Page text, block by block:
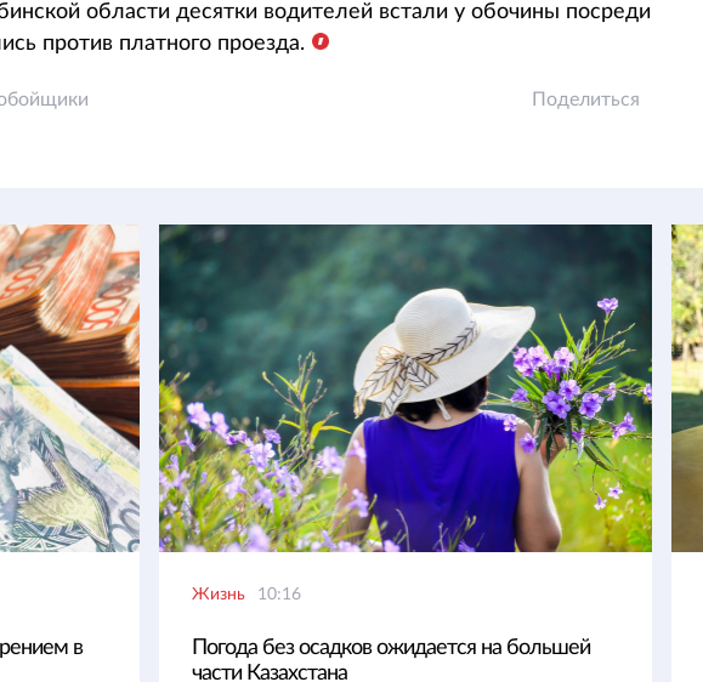
области десятки водителей встали у обочины посреди
против платного проезда.
Поделиться
в
Жизнь 10:16
Погода без осадков ожидается на большей
части Казахстана